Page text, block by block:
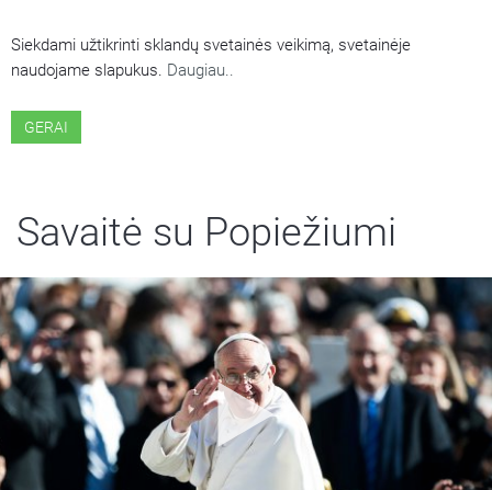
Siekdami užtikrinti sklandų svetainės veikimą, svetainėje
naudojame slapukus. Daugiau..
GERAI
Savaitė su Popiežiumi